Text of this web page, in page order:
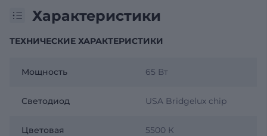
Характеристики
ТЕХНИЧЕСКИЕ ХАРАКТЕРИСТИКИ
Мощность 65 Вт
Светодиод USA Bridgelux chip
Цветовая
5500 К